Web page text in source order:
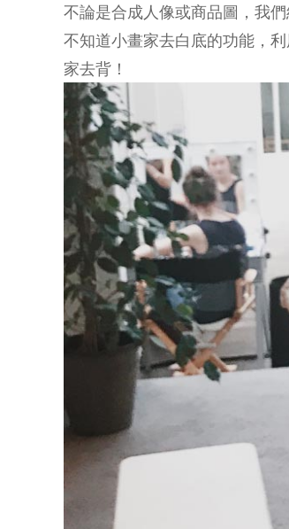
不論是合成人像或商品圖，我
不知道小畫家去白底的功能，
家去背！